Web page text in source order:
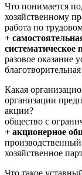
Что понимается
хозяйственному
работа по
+
разовое оказание
Какая
организации
акции?
общество с
+ акционерное
хозяйственное
Что такое